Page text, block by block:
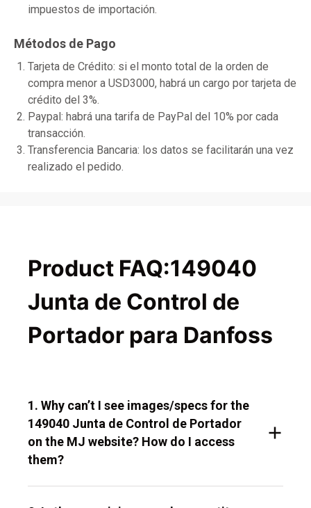
impuestos de importación.
Métodos de Pago
Tarjeta de Crédito: si el monto total de la orden de
compra menor a USD3000, habrá un cargo por tarjeta de
crédito del 3%.
Paypal: habrá una tarifa de PayPal del 10% por cada
transacción.
Transferencia Bancaria: los datos se facilitarán una vez
realizado el pedido.
Product FAQ:149040
Junta de Control de
Portador para Danfoss
1. Why can’t I see images/specs for the
149040 Junta de Control de Portador
on the MJ website? How do I access
them?